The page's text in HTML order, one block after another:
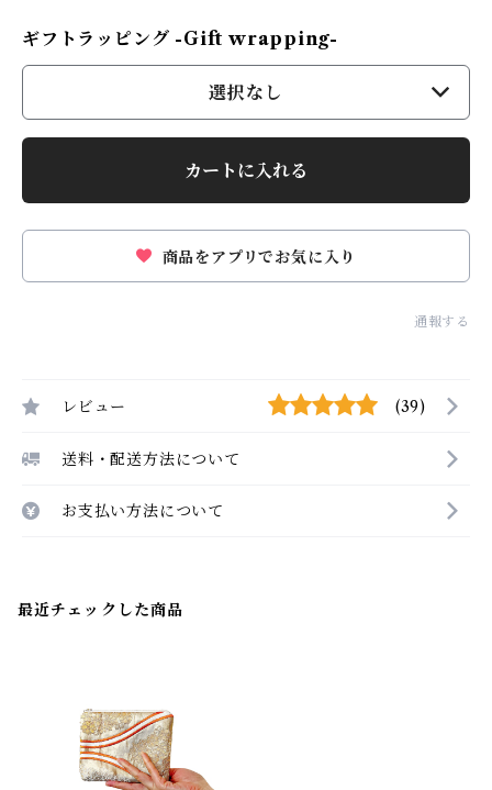
ギフトラッピング -Gift wrapping-
選択なし
カートに入れる
商品をアプリでお気に入り
通報する
レビュー (39)
送料・配送方法について
お支払い方法について
最近チェックした商品